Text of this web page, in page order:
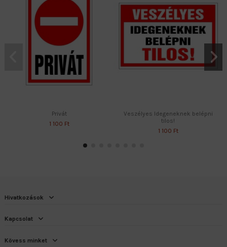
Privát
1 100 Ft
Veszélyes Idegeneknek belépni
tilos!
1 100 Ft
Hivatkozások
Kapcsolat
Kövess minket